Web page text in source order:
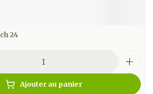
24
Ajouter au panier